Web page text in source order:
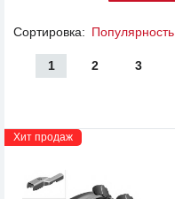
Сортировка: Популярность
1 2 3
Хит продаж